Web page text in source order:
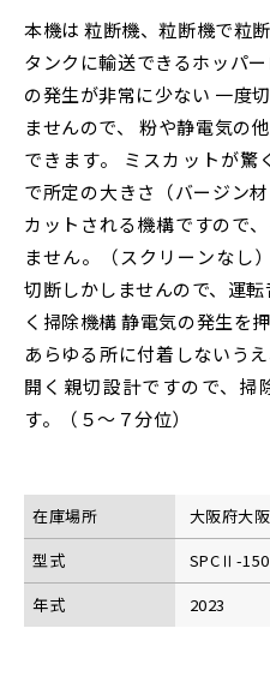
本機は 粒断機、粒断機で粒
タンクに輸送できるホッパ
の発生が非常に少ない 一度
ませんので、 粉や静電気の
できます。 ミスカットが驚
で所定の大きさ（バージン
カットされる機構ですので
ません。（スクリーンなし
切断しかしませんので、運
く掃除機構 静電気の発生を
あらゆる所に付着しないう
開く親切設計ですので、掃
す。（５～７分位）
在庫場所
大阪府大
型式
SPCⅡ-
年式
2023